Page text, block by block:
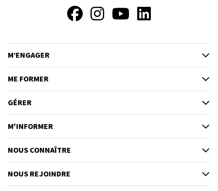
FacebookInstagramYouTube
M’ENGAGER
ME FORMER
GÉRER
M'INFORMER
NOUS CONNAÎTRE
NOUS REJOINDRE